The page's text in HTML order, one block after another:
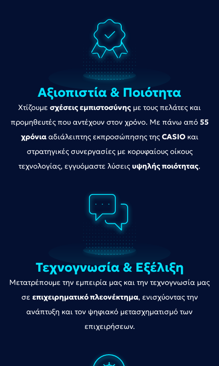
Αξιοπιστία & Ποιότητα
Χτίζουμε σχέσεις εμπιστοσύνης με τους πελάτες και
προμηθευτές που αντέχουν στον χρόνο. Με πάνω από 55
χρόνιααδιάλειπτης εκπροσώπησης της CASIOκαι
στρατηγικές συνεργασίες με κορυφαίους οίκους
τεχνολογίας, εγγυόμαστε λύσεις υψηλής ποιότητας.
Τεχνογνωσία & Εξέλιξη
Μετατρέπουμε την εμπειρία μας και την τεχνογνωσία μας
σε επιχειρηματικό πλεονέκτημα, ενισχύοντας την
ανάπτυξη και τον ψηφιακό μετασχηματισμό των
επιχειρήσεων.